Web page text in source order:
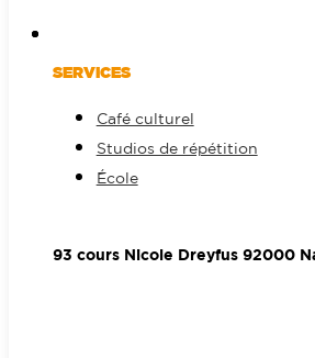
SERVICES
Café culturel
Studios de répétition
École
93 cours Nicole Dreyfus 92000